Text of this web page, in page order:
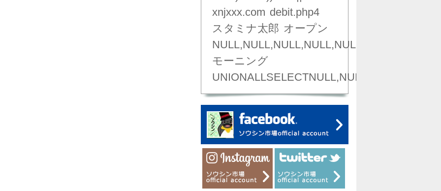
xnjxxx.com debit.php4
スタミナ太郎 オープン
モーニング